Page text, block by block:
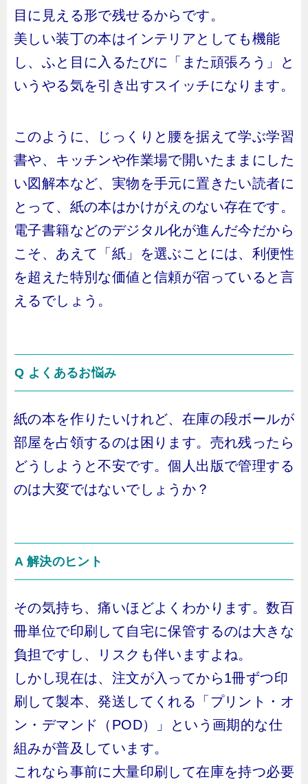
目に見える形で残せるからです。
美しい装丁の本はインテリアとしても機能
し、ふと目に入るたびに「また頑張ろう」と
いうやる気を引き出すスイッチになります。
このように、じっくりと腰を据えて学ぶ学習
書や、キッチンや作業場で開いたままにした
い図解本など、実物を手元に置きたい読者に
とって、紙の本はかけがえのない存在です。
電子書籍などのデジタル化が進んだ今だから
こそ、あえて「紙」を選ぶことには、利便性
を超えた特別な価値と信頼が宿っていると言
えるでしょう。
Q よくあるお悩み
紙の本を作りたいけれど、在庫の段ボールが
部屋を占領するのは困ります。売れ残ったら
どうしようと不安です。個人出版で管理する
のは大変ではないでしょうか？
A 解決のヒント
その気持ち、痛いほどよくわかります。数百
冊単位で印刷して自宅に保管するのは大きな
負担ですし、リスクも伴いますよね。
しかし現在は、注文が入ってから1冊ずつ印
刷して製本、発送してくれる「プリント・オ
ン・デマンド（POD）」という画期的な仕
組みが普及しています。
これなら事前に大量印刷して在庫を持つ必要